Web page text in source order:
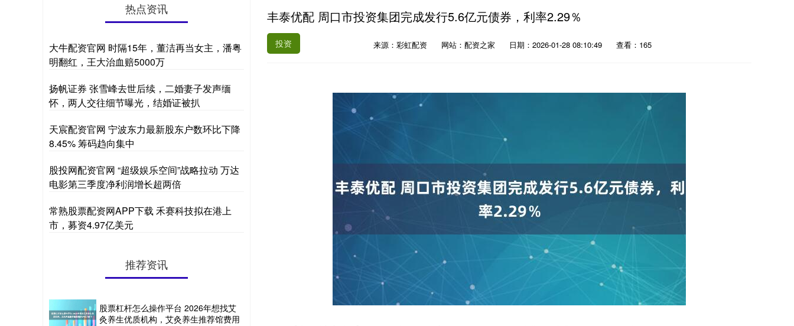
丰泰优配 周口市投资集团完成发行5.6亿元债券，利率2.29％
投资 来源：彩虹配资 网站：配资之家 日期：2026-01-28 08:10:49 查看：165
热点资讯
大牛配资官网 时隔15年，董洁再当女主，潘粤
明翻红，王大治血赔5000万
扬帆证券 张雪峰去世后续，二婚妻子发声缅
怀，两人交往细节曝光，结婚证被扒
天宸配资官网 宁波东力最新股东户数环比下降
8.45% 筹码趋向集中
股投网配资官网 “超级娱乐空间”战略拉动 万达
电影第三季度净利润增长超两倍
常熟股票配资网APP下载 禾赛科技拟在港上
市，募资4.97亿美元
推荐资讯
股票杠杆怎么操作平台 2026年想找艾
灸养生优质机构，艾灸养生推荐馆费用